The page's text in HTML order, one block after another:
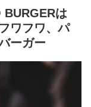
BURGERは
ワフワ、パ
ーガー